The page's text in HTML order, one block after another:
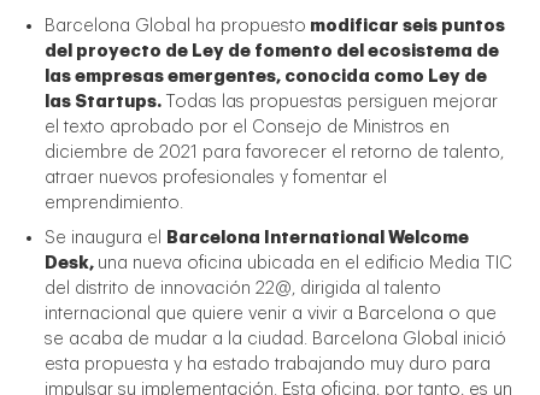
Barcelona Global ha propuesto modificar seis puntos
del proyecto de Ley de fomento del ecosistema de
las empresas emergentes, conocida como Ley de
las Startups.
Todas las propuestas persiguen mejorar
el texto aprobado por el Consejo de Ministros en
diciembre de 2021 para favorecer el retorno de talento,
atraer nuevos profesionales y fomentar el
emprendimiento.
Se inaugura el
Barcelona International Welcome
Desk, una nueva oficina ubicada en el edificio Media TIC
del distrito de innovación 22@, dirigida al talento
internacional que quiere venir a vivir a Barcelona o que
se acaba de mudar a la ciudad. Barcelona Global inició
esta propuesta y ha estado trabajando muy duro para
impulsar su implementación. Esta oficina, por tanto, es un